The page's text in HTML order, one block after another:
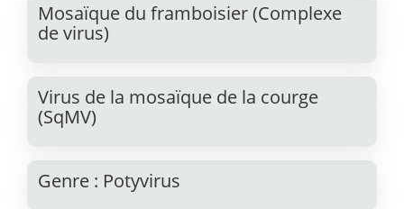
Mosaïque du framboisier (Complexe
de virus)
Virus de la mosaïque de la courge
(SqMV)
Genre : Potyvirus